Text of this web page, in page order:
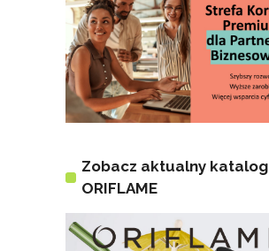
Zobacz aktualny katalog
ORIFLAME